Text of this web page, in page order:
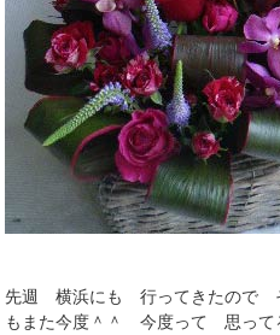
先週 横浜にも 行ってきたので
もまた今度＾＾ 今度って 思って